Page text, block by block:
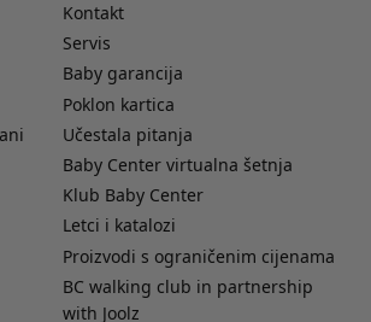
Kontakt
Servis
Baby garancija
Poklon kartica
Učestala pitanja
Baby Center virtualna šetnja
Klub Baby Center
Letci i katalozi
Proizvodi s ograničenim cijenama
BC walking club in partnership
with Joolz